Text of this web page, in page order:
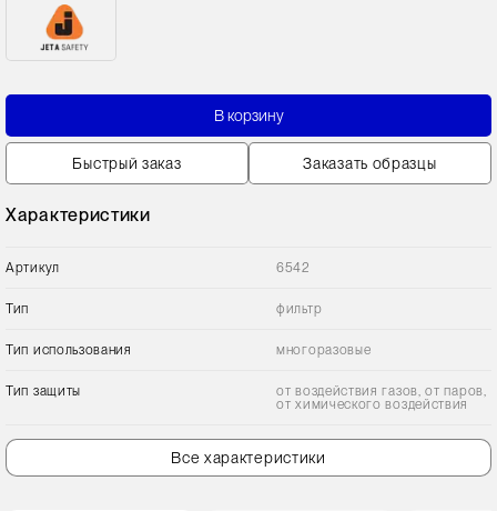
В корзину
Быстрый заказ Заказать образцы
Характеристики
Артикул 6542
Тип фильтр
Тип использования многоразовые
Тип защиты
от воздействия газов, от паров,
от химического воздействия
Все характеристики